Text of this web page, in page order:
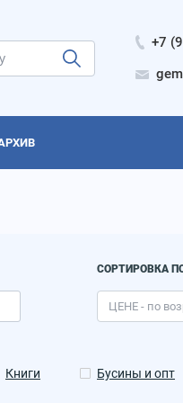
+7
СОРТИРОВКА
Книги Бусины и опт